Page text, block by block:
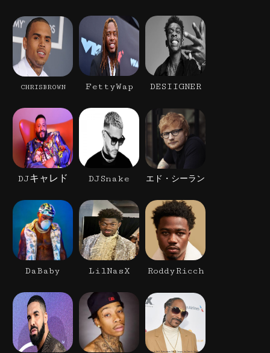
CHRISBROWN FettyWap DESIIGNER
DJキャレド DJSnake エド・シーラン
DaBaby LilNasX RoddyRicch